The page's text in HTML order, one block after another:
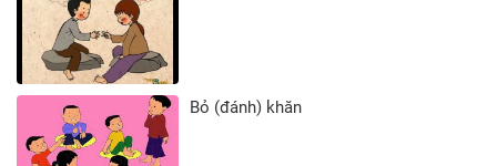
Bỏ (đánh) khăn